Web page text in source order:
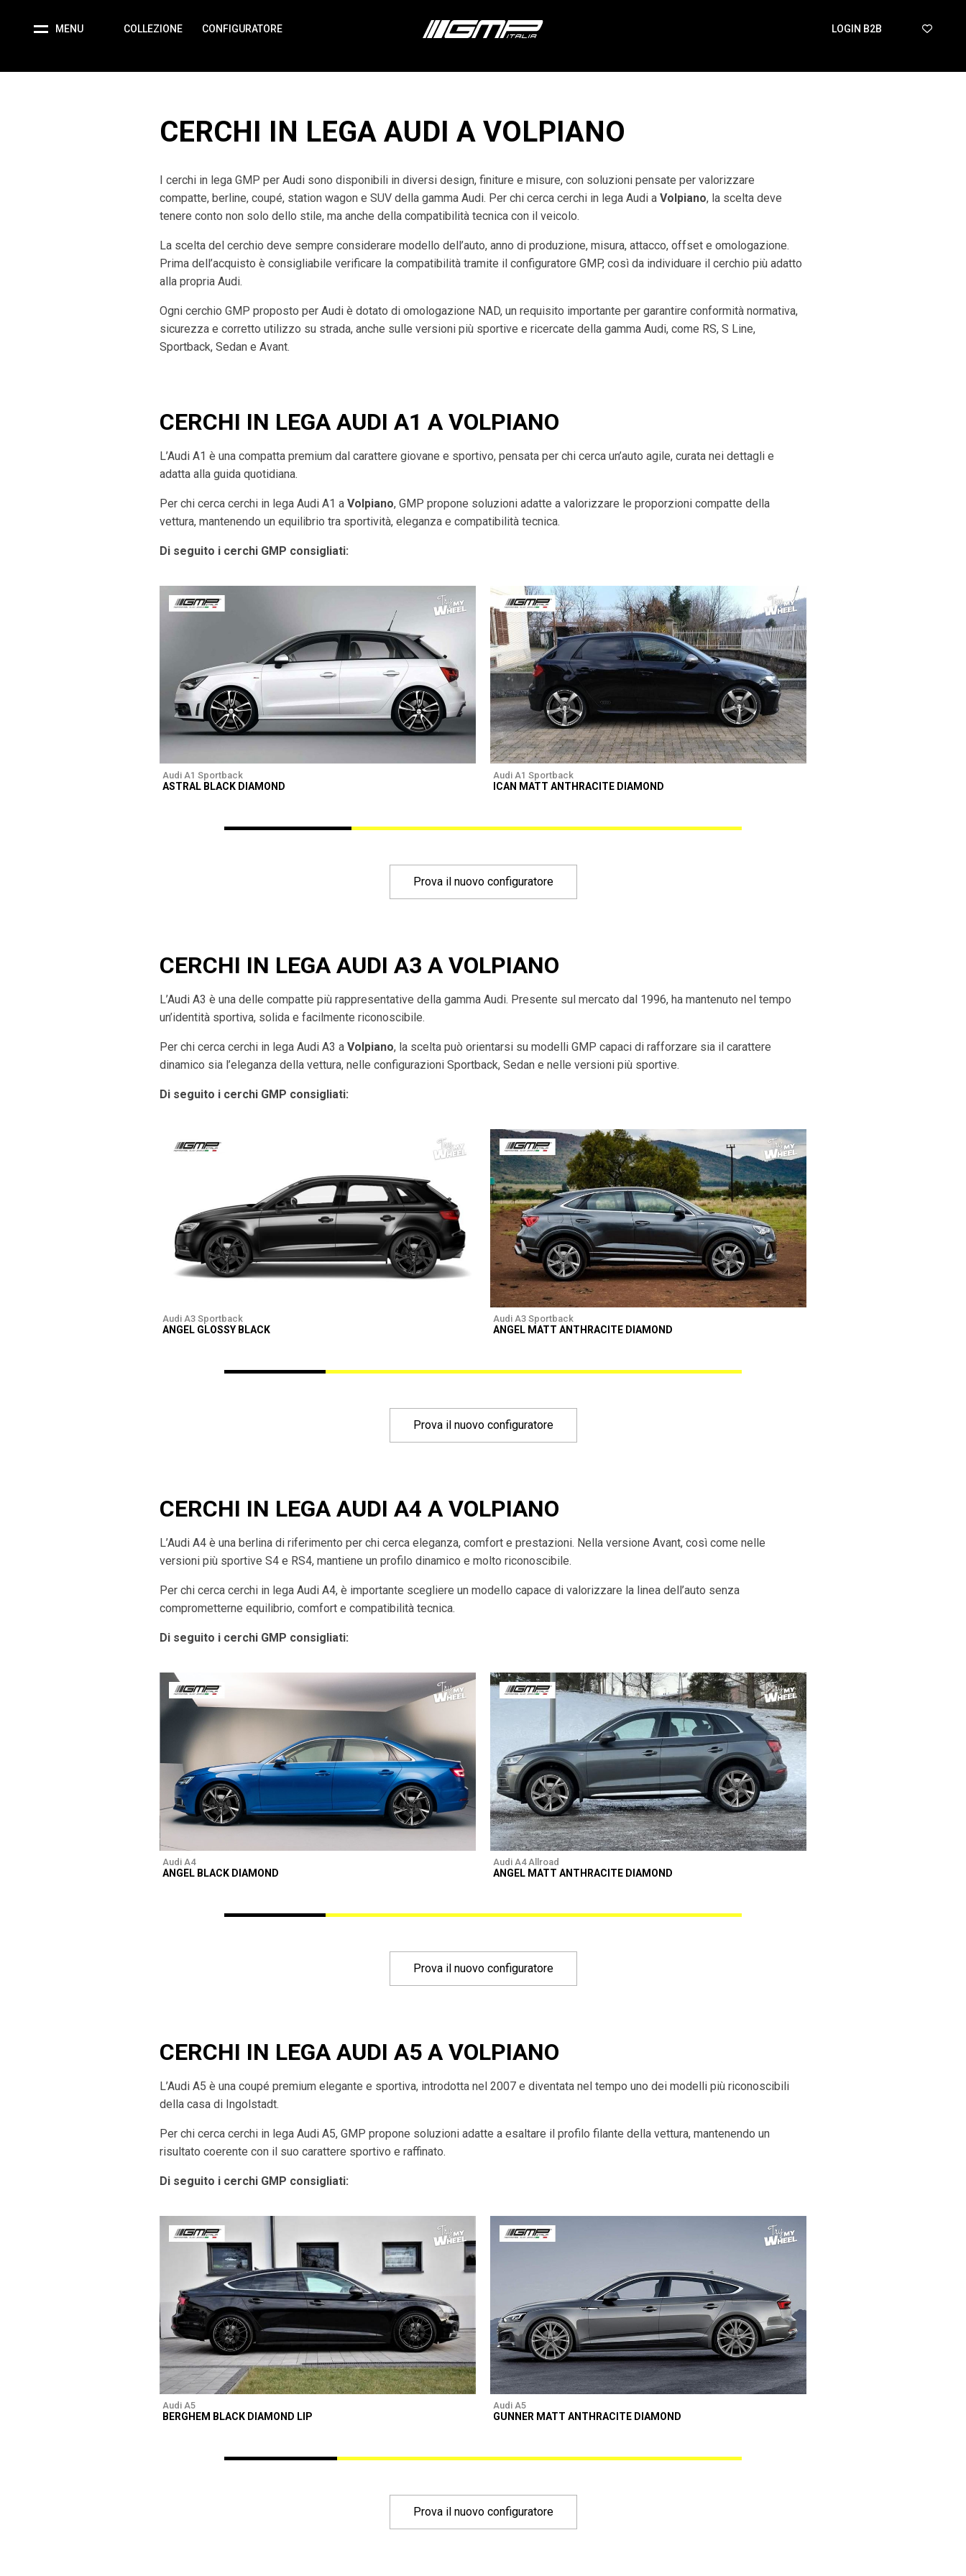
MENU COLLEZIONE CONFIGURATORE LOGIN B2B
CERCHI IN LEGA AUDI A VOLPIANO
I cerchi in lega GMP per Audi sono disponibili in diversi design, finiture e misure, con soluzioni pensate per valorizzare
compatte, berline, coupé, station wagon e SUV della gamma Audi. Per chi cerca cerchi in lega Audi a Volpiano, la scelta deve
tenere conto non solo dello stile, ma anche della compatibilità tecnica con il veicolo.
La scelta del cerchio deve sempre considerare modello dell’auto, anno di produzione, misura, attacco, offset e omologazione.
Prima dell’acquisto è consigliabile verificare la compatibilità tramite il configuratore GMP, così da individuare il cerchio più adatto
alla propria Audi.
Ogni cerchio GMP proposto per Audi è dotato di omologazione NAD, un requisito importante per garantire conformità normativa,
sicurezza e corretto utilizzo su strada, anche sulle versioni più sportive e ricercate della gamma Audi, come RS, S Line,
Sportback, Sedan e Avant.
CERCHI IN LEGA AUDI A1 A VOLPIANO
L’Audi A1 è una compatta premium dal carattere giovane e sportivo, pensata per chi cerca un’auto agile, curata nei dettagli e
adatta alla guida quotidiana.
Per chi cerca cerchi in lega Audi A1 a Volpiano, GMP propone soluzioni adatte a valorizzare le proporzioni compatte della
vettura, mantenendo un equilibrio tra sportività, eleganza e compatibilità tecnica.
Di seguito i cerchi GMP consigliati:
Audi A1 Sportback
ASTRAL BLACK DIAMOND
Audi A1 Sportback
ICAN MATT ANTHRACITE DIAMOND
Prova il nuovo configuratore
CERCHI IN LEGA AUDI A3 A VOLPIANO
L’Audi A3 è una delle compatte più rappresentative della gamma Audi. Presente sul mercato dal 1996, ha mantenuto nel tempo
un’identità sportiva, solida e facilmente riconoscibile.
Per chi cerca cerchi in lega Audi A3 a Volpiano, la scelta può orientarsi su modelli GMP capaci di rafforzare sia il carattere
dinamico sia l’eleganza della vettura, nelle configurazioni Sportback, Sedan e nelle versioni più sportive.
Di seguito i cerchi GMP consigliati:
Audi A3 Sportback
ANGEL GLOSSY BLACK
Audi A3 Sportback
ANGEL MATT ANTHRACITE DIAMOND
Prova il nuovo configuratore
CERCHI IN LEGA AUDI A4 A VOLPIANO
L’Audi A4 è una berlina di riferimento per chi cerca eleganza, comfort e prestazioni. Nella versione Avant, così come nelle
versioni più sportive S4 e RS4, mantiene un profilo dinamico e molto riconoscibile.
Per chi cerca cerchi in lega Audi A4, è importante scegliere un modello capace di valorizzare la linea dell’auto senza
comprometterne equilibrio, comfort e compatibilità tecnica.
Di seguito i cerchi GMP consigliati:
Audi A4
ANGEL BLACK DIAMOND
Audi A4 Allroad
ANGEL MATT ANTHRACITE DIAMOND
Prova il nuovo configuratore
CERCHI IN LEGA AUDI A5 A VOLPIANO
L’Audi A5 è una coupé premium elegante e sportiva, introdotta nel 2007 e diventata nel tempo uno dei modelli più riconoscibili
della casa di Ingolstadt.
Per chi cerca cerchi in lega Audi A5, GMP propone soluzioni adatte a esaltare il profilo filante della vettura, mantenendo un
risultato coerente con il suo carattere sportivo e raffinato.
Di seguito i cerchi GMP consigliati:
Audi A5
BERGHEM BLACK DIAMOND LIP
Audi A5
GUNNER MATT ANTHRACITE DIAMOND
Prova il nuovo configuratore